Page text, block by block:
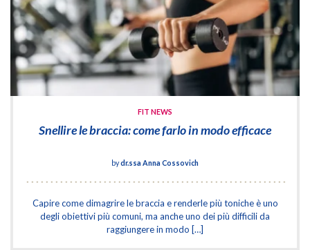
FIT NEWS
Snellire le braccia: come farlo in modo efficace
bydr.ssa Anna Cossovich
Capire come dimagrire le braccia e renderle più toniche è uno
degli obiettivi più comuni, ma anche uno dei più difficili da
raggiungere in modo […]